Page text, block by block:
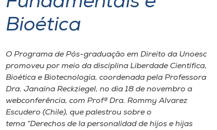
Unoesc
Internacionalização
I.nova
Diplomados
Bioética
O Programa de Pós-graduação em Direito da Unoesc
promoveu por meio da disciplina Liberdade Científica,
Bioética e Biotecnologia, coordenada pela Professora
Dra. Janaína Reckziegel, no dia 18 de novembro a
webconferência, com Profª Dra. Rommy Alvarez
Escudero (Chile), que palestrou sobre o
tema “Derechos de la personalidad de hijos e hijas